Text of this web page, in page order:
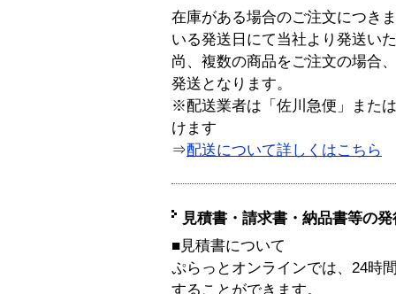
在庫がある場合のご注文につき
いる発送日にて当社より発送い
尚、複数の商品をご注文の場合
発送となります。
※配送業者は「佐川急便」また
けます
⇒配送について詳しくはこちら
見積書・請求書・納品書等の
■見積書について
ぷらっとオンラインでは、24時
することができます。